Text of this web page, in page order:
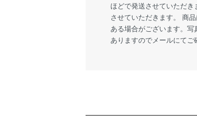
ほどで発送させていただ
させていただきます。 商
ある場合がございます。
ありますのでメールにてご